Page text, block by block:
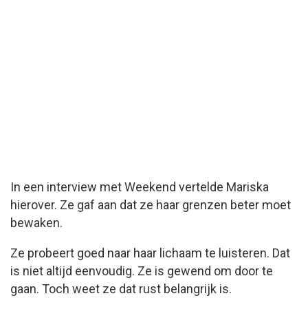
In een interview metWeekend vertelde Mariska
hierover. Ze gaf aan dat ze haar grenzen beter moet
bewaken.
Ze probeert goed naar haar lichaam te luisteren. Dat
is niet altijd eenvoudig. Ze is gewend om door te
gaan. Toch weet ze dat rust belangrijk is.